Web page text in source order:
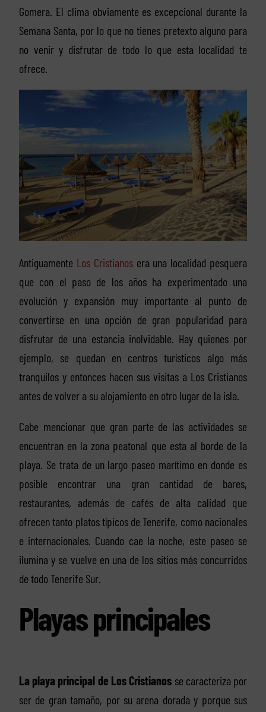
Gomera. El clima obviamente es excepcional durante la
Semana Santa, por lo que no tienes pretexto alguno para
no venir y disfrutar de todo lo que esta localidad te
ofrece.
Antiguamente Los Cristianosera una localidad pesquera
que con el paso de los años ha experimentado una
evolución y expansión muy importante al punto de
convertirse en una opción de gran popularidad para
disfrutar de una estancia inolvidable. Hay quienes por
ejemplo, se quedan en centros turísticos algo más
tranquilos y entonces hacen sus visitas a Los Cristianos
antes de volver a su alojamiento en otro lugar de la isla.
Cabe mencionar que gran parte de las actividades se
encuentran en la zona peatonal que esta al borde de la
playa. Se trata de un largo paseo marítimo en donde es
posible encontrar una gran cantidad de bares,
restaurantes, además de cafés de alta calidad que
ofrecen tanto platos típicos de Tenerife, como nacionales
e internacionales. Cuando cae la noche, este paseo se
ilumina y se vuelve en una de los sitios más concurridos
de todo Tenerife Sur.
Playas principales
La playa principal de Los Cristianos se caracteriza por
ser de gran tamaño, por su arena dorada y porque sus